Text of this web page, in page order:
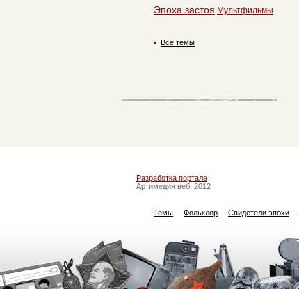
Эпоха застоя Мультфильмы
Все темы
Разработка портала
Артимедия веб, 2012
Темы Фольклор Свидетели эпохи